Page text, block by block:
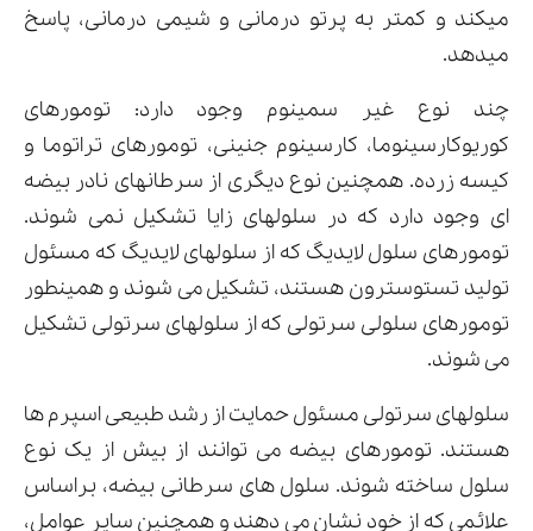
میکند و کمتر به پرتو درمانی و شیمی درمانی، پاسخ
میدهد.
چند نوع غیر سمینوم وجود دارد: تومورهای
کوریوکارسینوما، کارسینوم جنینی، تومورهای تراتوما و
کیسه زرده. همچنین نوع دیگری از سرطانهای نادر بیضه
ای وجود دارد که در سلولهای زایا تشکیل نمی شوند.
تومورهای سلول لایدیگ که از سلولهای لایدیگ که مسئول
تولید تستوسترون هستند، تشکیل می شوند و همینطور
تومورهای سلولی سرتولی که از سلولهای سرتولی تشکیل
می شوند.
سلولهای سرتولی مسئول حمایت از رشد طبیعی اسپرم ها
هستند. تومورهای بیضه می توانند از بیش از یک نوع
سلول ساخته شوند. سلول های سرطانی بیضه، براساس
علائمی که از خود نشان می دهند و همچنین سایر عوامل،